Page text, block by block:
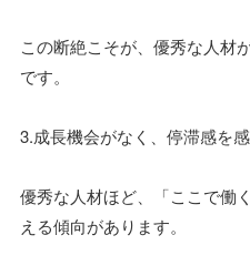
この断絶こそが、優秀な人材
です。
3.成長機会がなく、停滞感を感
優秀な人材ほど、「ここで働
える傾向があります。